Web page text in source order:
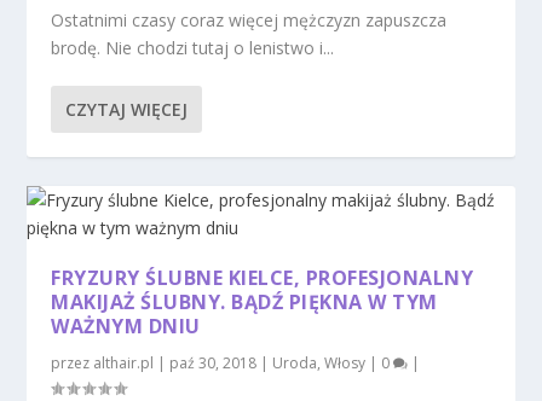
Ostatnimi czasy coraz więcej mężczyzn zapuszcza
brodę. Nie chodzi tutaj o lenistwo i...
CZYTAJ WIĘCEJ
FRYZURY ŚLUBNE KIELCE, PROFESJONALNY
MAKIJAŻ ŚLUBNY. BĄDŹ PIĘKNA W TYM
WAŻNYM DNIU
przez althair.pl | paź 30, 2018 | Uroda,Włosy | 0 |